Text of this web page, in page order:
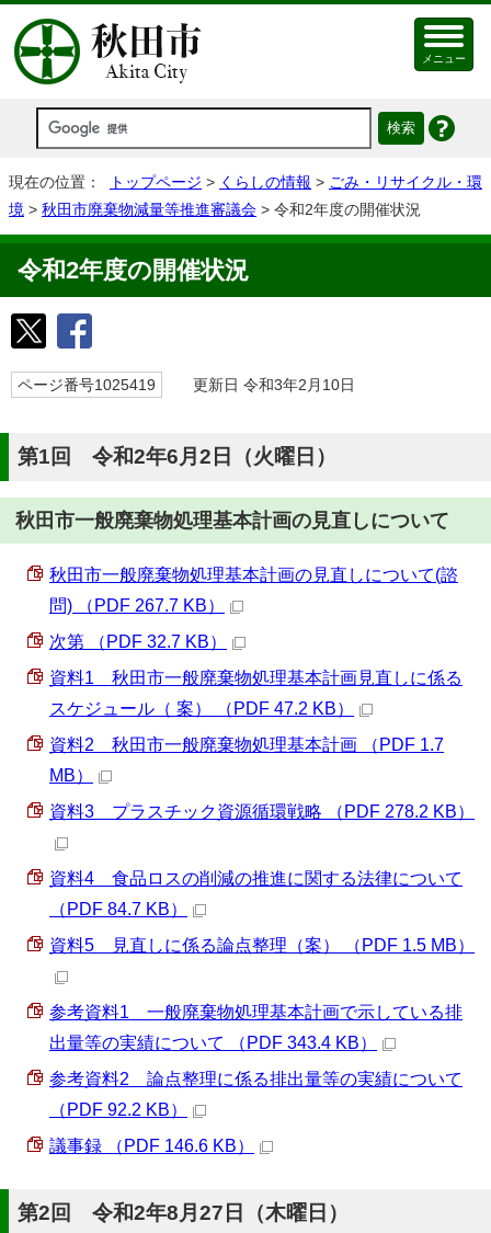
メニュー
現在の位置： トップページ > くらしの情報 > ごみ・リサイクル・環
境 > 秋田市廃棄物減量等推進審議会 > 令和2年度の開催状況
令和2年度の開催状況
ページ番号1025419 更新日 令和3年2月10日
第1回 令和2年6月2日（火曜日）
秋田市一般廃棄物処理基本計画の見直しについて
秋田市一般廃棄物処理基本計画の見直しについて(諮
問) （PDF 267.7 KB）
次第 （PDF 32.7 KB）
資料1 秋田市一般廃棄物処理基本計画見直しに係る
スケジュール（ 案） （PDF 47.2 KB）
資料2 秋田市一般廃棄物処理基本計画 （PDF 1.7
MB）
資料3 プラスチック資源循環戦略 （PDF 278.2 KB）
資料4 食品ロスの削減の推進に関する法律について
（PDF 84.7 KB）
資料5 見直しに係る論点整理（案） （PDF 1.5 MB）
参考資料1 一般廃棄物処理基本計画で示している排
出量等の実績について （PDF 343.4 KB）
参考資料2 論点整理に係る排出量等の実績について
（PDF 92.2 KB）
議事録 （PDF 146.6 KB）
第2回 令和2年8月27日（木曜日）